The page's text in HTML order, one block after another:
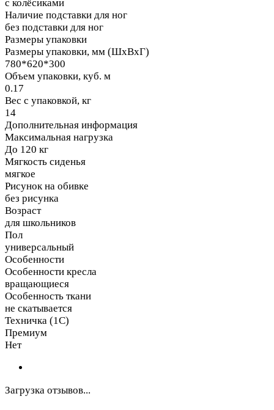
с колёсиками
Наличие подставки для ног
без подставки для ног
Размеры упаковки
Размеры упаковки, мм (ШхВхГ)
780*620*300
Объем упаковки, куб. м
0.17
Вес с упаковкой, кг
14
Дополнительная информация
Максимальная нагрузка
До 120 кг
Мягкость сиденья
мягкое
Рисунок на обивке
без рисунка
Возраст
для школьников
Пол
универсальный
Особенности
Особенности кресла
вращающиеся
Особенность ткани
не скатывается
Техничка (1С)
Премиум
Нет
Загрузка отзывов...